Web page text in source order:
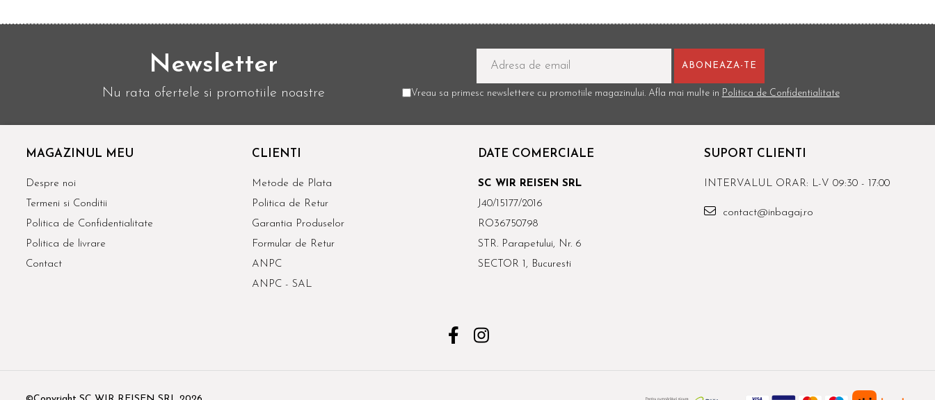
Newsletter
Nu rata ofertele si promotiile noastre Vreau sa primesc newslettere cu promotiile magazinului. Afla mai multe in Politica de Confidentialitate
MAGAZINUL MEU
Despre noi
Termeni si Conditii
Politica de Confidentialitate
Politica de livrare
Contact
CLIENTI
Metode de Plata
Politica de Retur
Garantia Produselor
Formular de Retur
ANPC
ANPC - SAL
DATE COMERCIALE
SC WIR REISEN SRL
J40/15177/2016
RO36750798
STR. Parapetului, Nr. 6
SECTOR 1, Bucuresti
SUPORT CLIENTI
INTERVALUL ORAR: L-V 09:30 - 17:00
contact@inbagaj.ro